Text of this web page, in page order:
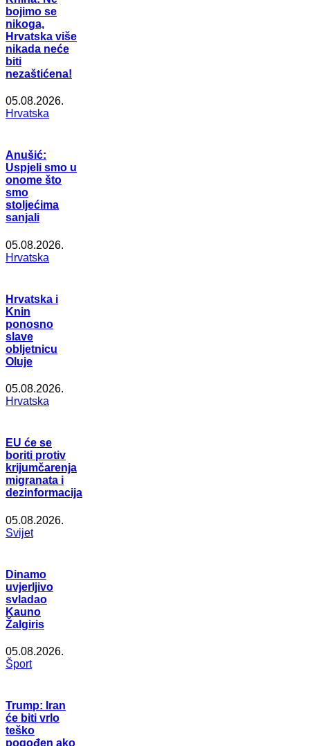
bojimo se
nikoga,
Hrvatska više
nikada neće
biti
nezaštićena!
05.08.2026.
Hrvatska
Anušić:
Uspjeli smo u
onome što
smo
stoljećima
sanjali
05.08.2026.
Hrvatska
Hrvatska i
Knin
ponosno
slave
obljetnicu
Oluje
05.08.2026.
Hrvatska
EU će se
boriti protiv
krijumčarenja
migranata i
dezinformacija
05.08.2026.
Svijet
Dinamo
uvjerljivo
svladao
Kauno
Žalgiris
05.08.2026.
Šport
Trump: Iran
će biti vrlo
teško
pogođen ako